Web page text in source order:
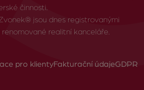
činnosti.
jsou dnes registrovanými
realitní kanceláře.
pro klientyFakturační údajeGDPR